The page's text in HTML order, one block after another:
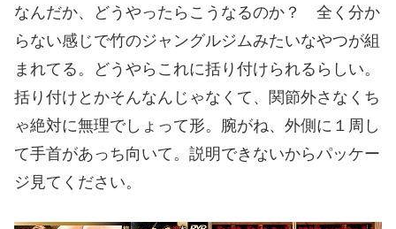
なんだか、どうやったらこうなるのか？ 全く分か
らない感じで竹のジャングルジムみたいなやつが組
まれてる。どうやらこれに括り付けられるらしい。
括り付けとかそんなんじゃなくて、関節外さなくち
ゃ絶対に無理でしょって形。腕がね、外側に１周し
て手首があっち向いて。説明できないからパッケー
ジ見てください。